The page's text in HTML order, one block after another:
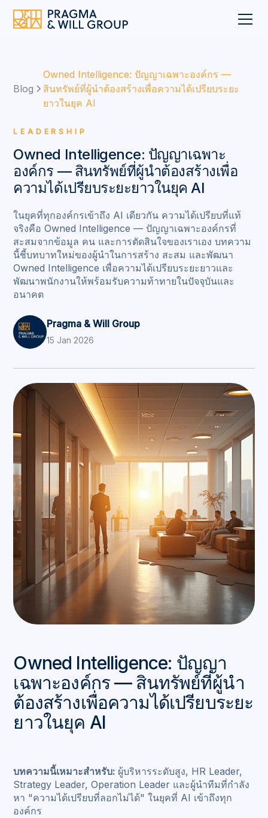
Blog
Owned Intelligence: ปัญญาเฉพาะองค์กร —
สินทรัพย์ที่ผู้นำต้องสร้างเพื่อความได้เปรียบระยะ
ยาวในยุค AI
LEADERSHIP
Owned Intelligence: ปัญญาเฉพาะ
องค์กร — สินทรัพย์ที่ผู้นำต้องสร้างเพื่อ
ความได้เปรียบระยะยาวในยุค AI
ในยุคที่ทุกองค์กรเข้าถึง AI เดียวกัน ความได้เปรียบที่แท้
จริงคือ Owned Intelligence — ปัญญาเฉพาะองค์กรที่
สะสมจากข้อมูล คน และการตัดสินใจของเราเอง บทความ
นี้ชี้บทบาทใหม่ของผู้นำในการสร้าง สะสม และพัฒนา
Owned Intelligence เพื่อความได้เปรียบระยะยาวและ
พัฒนาพนักงานให้พร้อมรับความท้าทายในปัจจุบันและ
อนาคต
Pragma & Will Group
15 Jan 2026
Owned Intelligence: ปัญญา
เฉพาะองค์กร — สินทรัพย์ที่ผู้นำ
ต้องสร้างเพื่อความได้เปรียบระยะ
ยาวในยุค AI
บทความนี้เหมาะสำหรับ: ผู้บริหารระดับสูง, HR Leader,
Strategy Leader, Operation Leader และผู้นำทีมที่กำลัง
หา "ความได้เปรียบที่ลอกไม่ได้" ในยุคที่ AI เข้าถึงทุก
องค์กร